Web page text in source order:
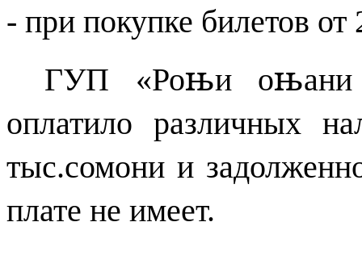
- при покупке билетов
ГУП «Роњи оњ
оплатило различных
тыс.сомони и
плате не имеет.